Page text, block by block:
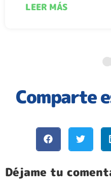
LEER MÁS
Comparte
Déjame tu